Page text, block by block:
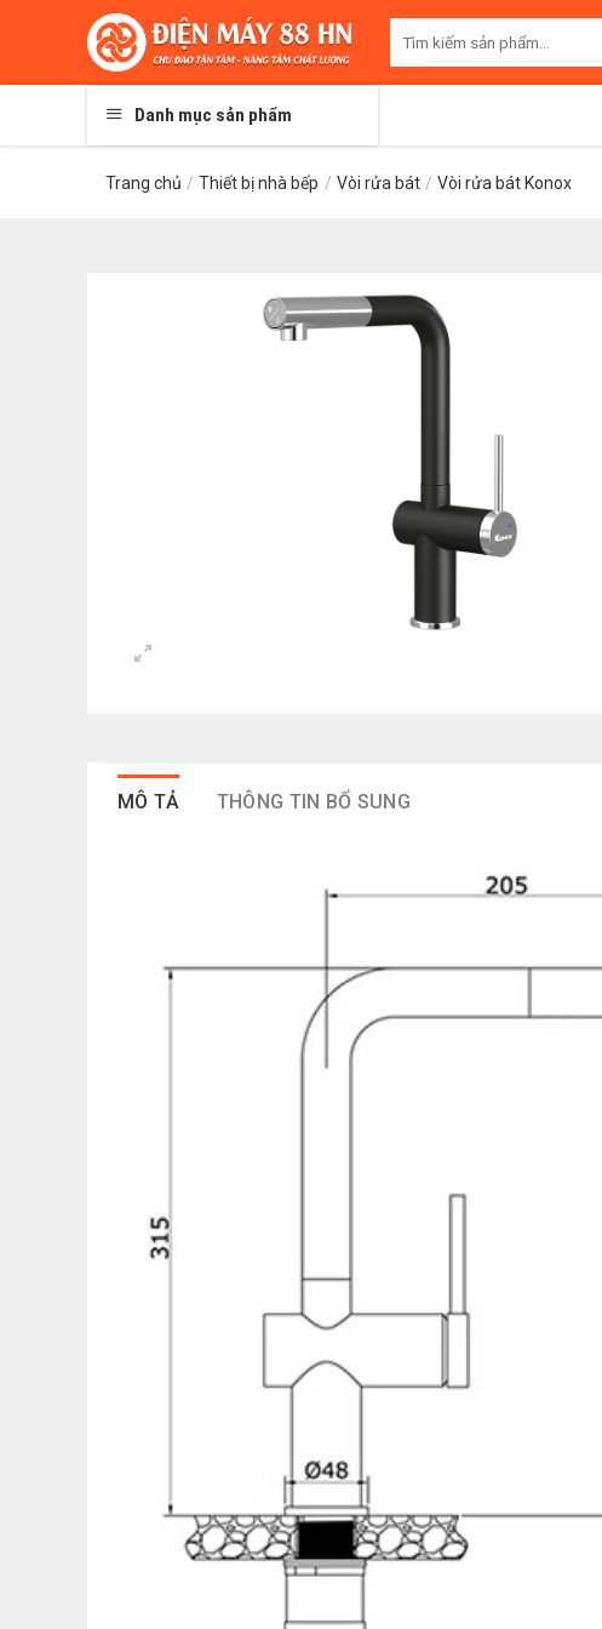
kiếm:
Danh mục sản phẩm
Trang chủ / Thiết bị nhà bếp / Vòi rửa bát / Vòi rửa bát Konox
MÔ TẢ THÔNG TIN BỔ SUNG